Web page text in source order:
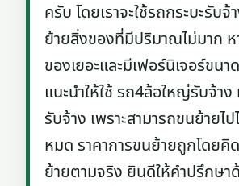
ครับ โดยเราจะใช้รถกระบะรับจ้
ย้ายสิ่งของที่มีปริมาณไม่มาก
ของเยอะและมีเฟอร์นิเจอร์ขนา
แนะนำให้ใช้ รถ4ล้อใหญ่รับจ้า
รับจ้าง เพราะสามารถขนย้ายไ
หมด ราคาการขนย้ายถูกโดยคิ
ย้ายตามจริง ยินดีให้คำปรึกษา